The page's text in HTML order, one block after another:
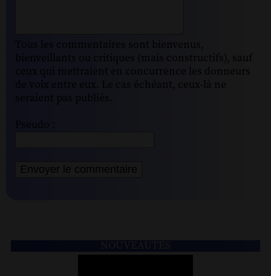
Tous les commentaires sont bienvenus,
bienveillants ou critiques (mais constructifs), sauf
ceux qui mettraient en concurrence les donneurs
de voix entre eux. Le cas échéant, ceux-là ne
seraient pas publiés.
Pseudo :